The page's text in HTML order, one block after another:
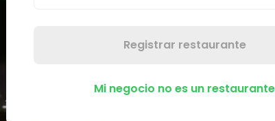
Registrar restaurante
Mi negocio no es un restaurante